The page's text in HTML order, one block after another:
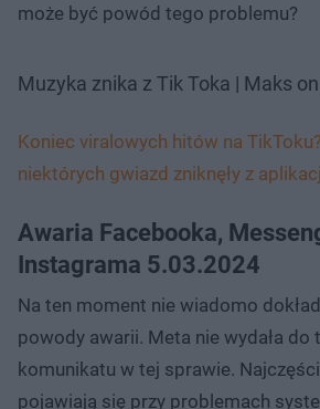
może być powód tego problemu?
Muzyka znika z Tik Toka | Maks
Koniec viralowych hitów na
niektórych gwiazd zniknęły z
Awaria Facebooka,
Instagrama 5.03.2024
Na ten moment nie wiadomo
powody awarii. Meta nie wydała do
komunikatu w tej sprawie.
pojawiają się przy problemach